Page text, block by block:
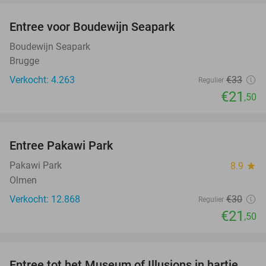
Entree voor Boudewijn Seapark
Boudewijn Seapark
Brugge
Verkocht: 4.263
Regulier €33
€21 ,50
Entree Pakawi Park
Pakawi Park 8.9 star
Olmen
Verkocht: 12.868
Regulier €30
€21 ,50